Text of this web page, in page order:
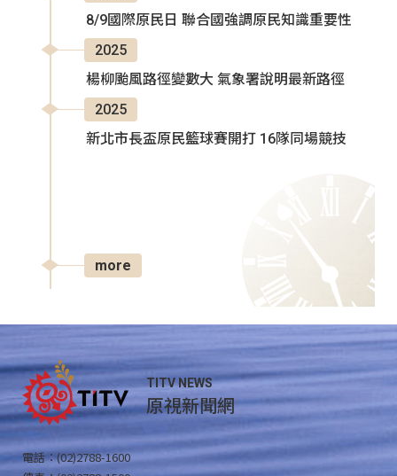
8/9國際原民日 聯合國強調原民知識重要性
2025
楊柳颱風路徑變數大 氣象署說明最新路徑
2025
新北市長盃原民籃球賽開打 16隊同場競技
more
TITV NEWS
原視新聞網
電話：(02)2788-1600